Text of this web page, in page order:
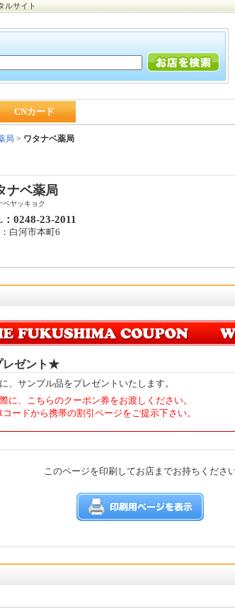
ルサイト
CNカード
局 > ワタナベ薬局
ナベ薬局
ベヤッキョク
0248-23-2011
白河市本町6
レゼント★
、サンプル品をプレゼントいたします。
に、こちらのクーポン券をお渡しください。
コードから携帯の割引ページをご提示下さい。
このページを印刷してお店までお持ちくださ